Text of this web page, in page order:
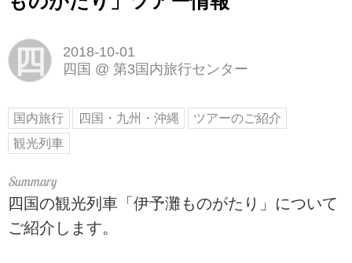
四
2018-10-01
四国 @ 第3国内旅行センター
国内旅行 四国・九州・沖縄
ツアーのご紹介
観光列車
四国の観光列車「伊予灘ものがたり」について
ご紹介します。